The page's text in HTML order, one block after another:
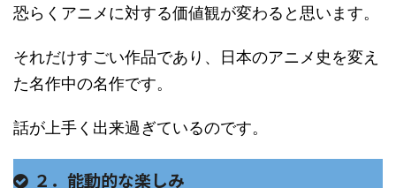
恐らくアニメに対する価値観が変わると思います。
それだけすごい作品であり、日本のアニメ史を変え
た名作中の名作です。
話が上手く出来過ぎているのです。
２．能動的な楽しみ